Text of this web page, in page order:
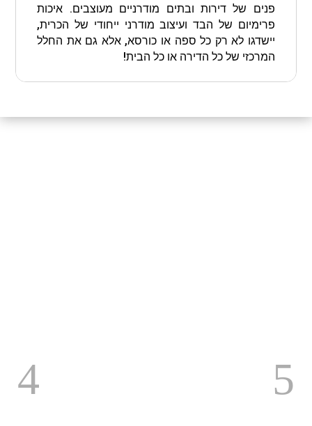
פנים של דירות ובתים מודרניים מעוצבים. איכות
פרימיום של הבד ועיצוב מודרני ייחודי של הכרית,
יישדגו לא רק כל ספה או כורסא, אלא גם את החלל
המרכזי של כל הדירה או כל הבית!